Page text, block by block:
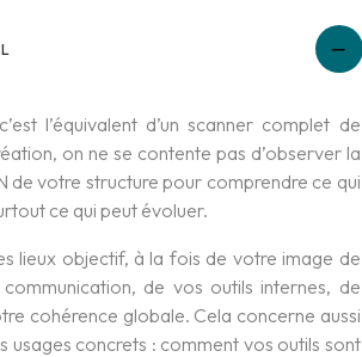
l’équivalent d’un scanner complet de
on ne se contente pas d’observer la
de votre structure pour comprendre ce qui
ce qui peut évoluer.
lieux objectif, à la fois de votre image de
de vos outils internes, de
cohérence globale. Cela concerne aussi
usages concrets : comment vos outils sont